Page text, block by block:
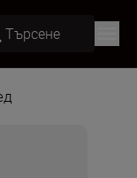
Търсене